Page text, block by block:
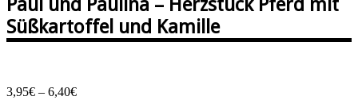
Paul und Paulina – Herzstück Pferd mit
Süßkartoffel und Kamille
3,95€ – 6,40€Preisspanne: